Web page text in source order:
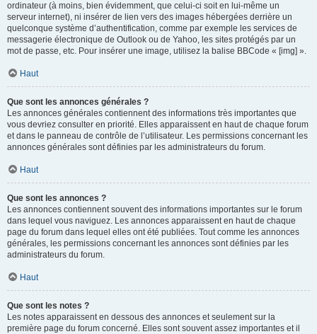
ordinateur (à moins, bien évidemment, que celui-ci soit en lui-même un
serveur internet), ni insérer de lien vers des images hébergées derrière un
quelconque système d’authentification, comme par exemple les services de
messagerie électronique de Outlook ou de Yahoo, les sites protégés par un
mot de passe, etc. Pour insérer une image, utilisez la balise BBCode « [img] ».
Haut
Que sont les annonces générales ?
Les annonces générales contiennent des informations très importantes que
vous devriez consulter en priorité. Elles apparaissent en haut de chaque forum
et dans le panneau de contrôle de l’utilisateur. Les permissions concernant les
annonces générales sont définies par les administrateurs du forum.
Haut
Que sont les annonces ?
Les annonces contiennent souvent des informations importantes sur le forum
dans lequel vous naviguez. Les annonces apparaissent en haut de chaque
page du forum dans lequel elles ont été publiées. Tout comme les annonces
générales, les permissions concernant les annonces sont définies par les
administrateurs du forum.
Haut
Que sont les notes ?
Les notes apparaissent en dessous des annonces et seulement sur la
première page du forum concerné. Elles sont souvent assez importantes et il